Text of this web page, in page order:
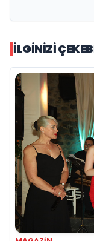
İLGINIZI